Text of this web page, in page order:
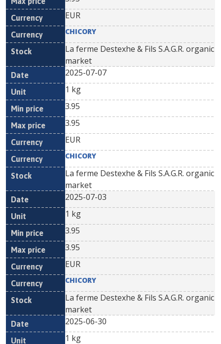
EUR
CHICORY
La ferme Destexhe & Fils S.A.G.R. organic
market
2025-07-07
1 kg
3.95
3.95
EUR
CHICORY
La ferme Destexhe & Fils S.A.G.R. organic
market
2025-07-03
1 kg
3.95
3.95
EUR
CHICORY
La ferme Destexhe & Fils S.A.G.R. organic
market
2025-06-30
1 kg